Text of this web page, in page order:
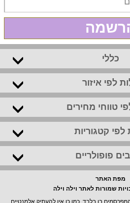
כללי
לפי איזור
טווחי מחירים
לפי קטגוריות
פופולריים
מפת האתר
בו בלבד, כמו כן אין להעתיק אלמנטיים